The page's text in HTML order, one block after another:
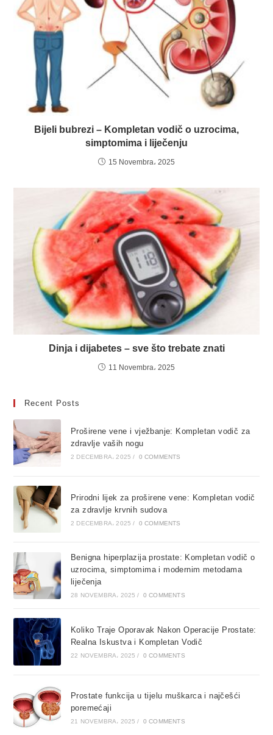
Bijeli bubrezi – Kompletan vodič o uzrocima,
simptomima i liječenju
15 Novembra، 2025
Dinja i dijabetes – sve što trebate znati
11 Novembra، 2025
Recent Posts
Proširene vene i vježbanje: Kompletan vodič za
zdravlje vaših nogu
2 DECEMBRA، 2025 / 0 COMMENTS
Prirodni lijek za proširene vene: Kompletan vodič
za zdravlje krvnih sudova
2 DECEMBRA، 2025 / 0 COMMENTS
Benigna hiperplazija prostate: Kompletan vodič o
uzrocima, simptomima i modernim metodama
liječenja
28 NOVEMBRA، 2025 / 0 COMMENTS
Koliko Traje Oporavak Nakon Operacije Prostate:
Realna Iskustva i Kompletan Vodič
22 NOVEMBRA، 2025 / 0 COMMENTS
Prostate funkcija u tijelu muškarca i najčešći
poremećaji
21 NOVEMBRA، 2025 / 0 COMMENTS